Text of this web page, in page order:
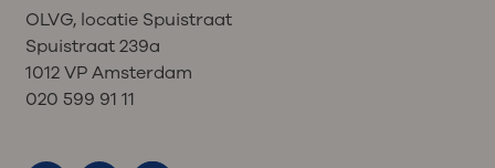
OLVG, locatie Spuistraat
Spuistraat 239a
1012 VP Amsterdam
020 599 91 11